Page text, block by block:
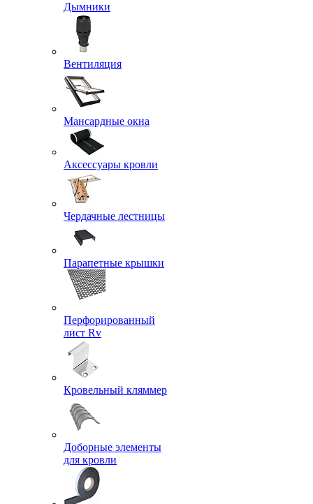
Дымники
Вентиляция
Мансардные окна
Аксессуары кровли
Чердачные лестницы
Парапетные крышки
Перфорированный
лист Rv
Кровельный кляммер
Доборные элементы
для кровли